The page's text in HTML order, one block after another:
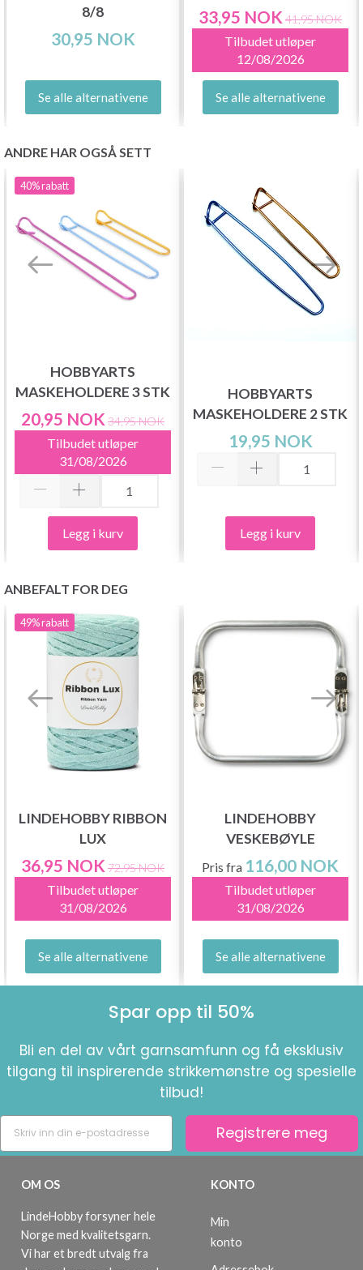
8/8
30,95 NOK
Se alle alternativene
33,95 NOK 41,95 NOK
Tilbudet utløper
12/08/2026
Se alle alternativene
ANDRE HAR OGSÅ SETT
40%rabatt
HOBBYARTS
MASKEHOLDERE 3 STK
20,95 NOK 34,95 NOK
Tilbudet utløper
31/08/2026
Legg i kurv
HOBBYARTS
MASKEHOLDERE 2 STK
19,95 NOK
Legg i kurv
ANBEFALT FOR DEG
49%rabatt
LINDEHOBBY RIBBON
LUX
36,95 NOK 72,95 NOK
Tilbudet utløper
31/08/2026
Se alle alternativene
LINDEHOBBY
VESKEBØYLE
Pris fra 116,00 NOK
Tilbudet utløper
31/08/2026
Se alle alternativene
Spar opp til 50%
Bli en del av vårt garnsamfunn og få eksklusiv
tilgang til inspirerende strikkemønstre og spesielle
tilbud!
Registrere meg
OM OS
LindeHobby forsyner hele
Norge med kvalitetsgarn.
Vi har et bredt utvalg fra
KONTO
Min
konto